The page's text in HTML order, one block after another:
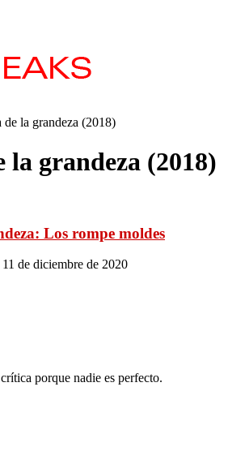
de la grandeza (2018)
la grandeza (2018)
Los rompe moldes
11 de diciembre de 2020
porque nadie es perfecto.